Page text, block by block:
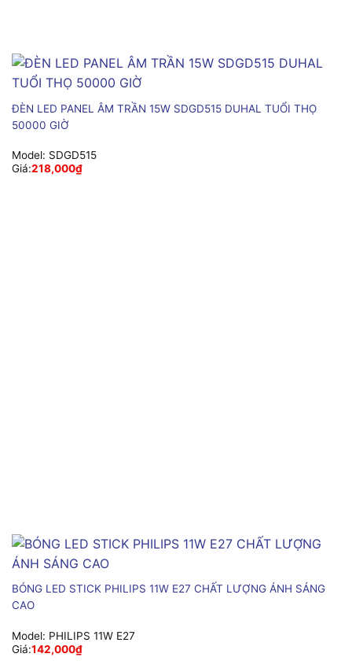
ĐÈN LED PANEL ÂM TRẦN 15W SDGD515 DUHAL TUỔI THỌ
50000 GIỜ
Model: SDGD515
Giá:218,000₫
BÓNG LED STICK PHILIPS 11W E27 CHẤT LƯỢNG ÁNH SÁNG
CAO
Model: PHILIPS 11W E27
Giá:142,000₫